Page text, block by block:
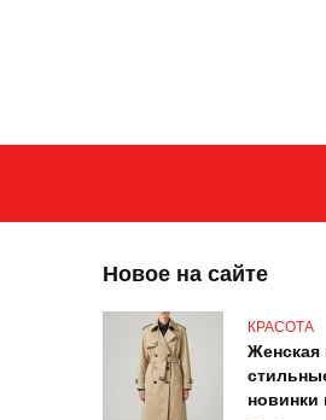
Новое на сайте
КРАСОТА
Женская
новинки